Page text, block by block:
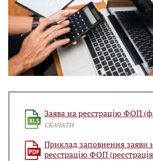
Заява на реєстрацію ФОП
СКАЧАТИ
Приклад заповнення заяви
реєстрацію ФОП (реєстрація